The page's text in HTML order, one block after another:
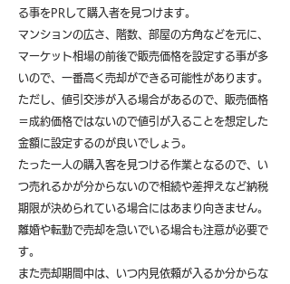
る事をPRして購入者を見つけます。
マンションの広さ、階数、部屋の方角などを元に、
マーケット相場の前後で販売価格を設定する事が多
いので、一番高く売却ができる可能性があります。
ただし、値引交渉が入る場合があるので、販売価格
＝成約価格ではないので値引が入ることを想定した
金額に設定するのが良いでしょう。
たった一人の購入客を見つける作業となるので、い
つ売れるかが分からないので相続や差押えなど納税
期限が決められている場合にはあまり向きません。
離婚や転勤で売却を急いでいる場合も注意が必要で
す。
また売却期間中は、いつ内見依頼が入るか分からな